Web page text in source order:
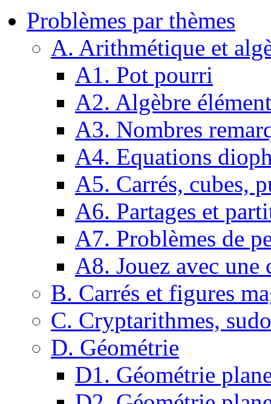
Problèmes par thèmes
A. Arithmétique et
A1. Pot pourri
A2. Algèbre
A3. Nombres
A4. Equations
A5. Carrés, cubes,
A6. Partages et
A7. Problèmes de
A8. Jouez avec une
B. Carrés et figures
C. Cryptarithmes,
D. Géométrie
D1. Géométrie